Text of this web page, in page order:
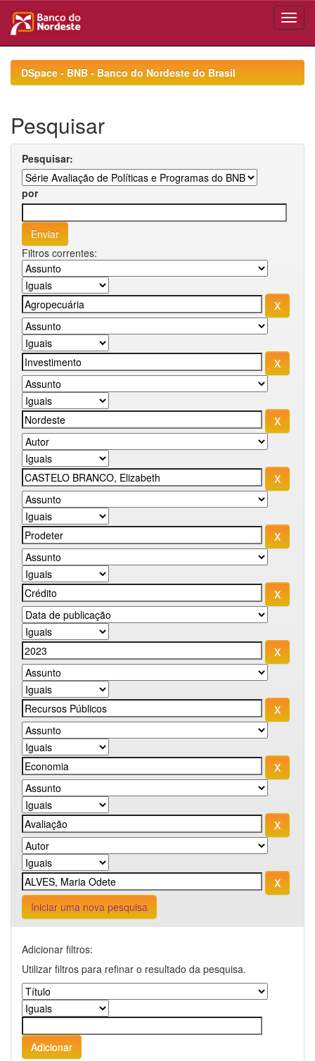
navigationDSpace - BNB - Banco do Nordeste do Brasil
Pesquisar
Pesquisar:
por
Filtros correntes:
Iniciar uma nova pesquisa
Adicionar filtros:
Utilizar filtros para refinar o resultado da pesquisa.